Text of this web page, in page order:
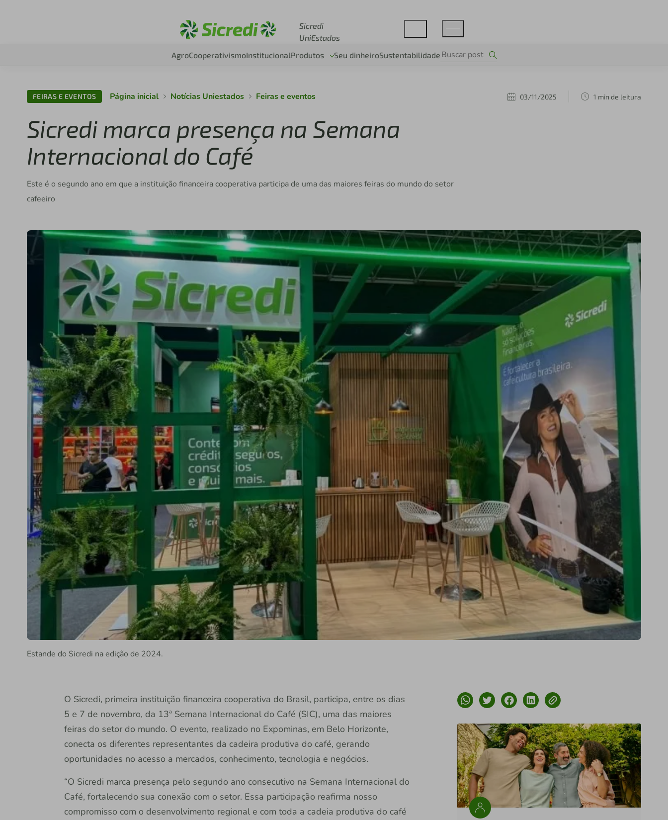
Sicredi
UniEstados
AgroCooperativismoInstitucionalProdutos Seu dinheiroSustentabilidade
FEIRAS E EVENTOS Página inicial Notícias Uniestados Feiras e eventos 03/11/2025 1 min de leitura
Sicredi marca presença na Semana
Internacional do Café
Este é o segundo ano em que a instituição financeira cooperativa participa de uma das maiores feiras do mundo do setor
cafeeiro
Estande do Sicredi na edição de 2024.
O Sicredi, primeira instituição financeira cooperativa do Brasil, participa, entre os dias
5 e 7 de novembro, da 13ª Semana Internacional do Café (SIC), uma das maiores
feiras do setor do mundo. O evento, realizado no Expominas, em Belo Horizonte,
conecta os diferentes representantes da cadeira produtiva do café, gerando
oportunidades no acesso a mercados, conhecimento, tecnologia e negócios.
“O Sicredi marca presença pelo segundo ano consecutivo na Semana Internacional do
Café, fortalecendo sua conexão com o setor. Essa participação reafirma nosso
compromisso com o desenvolvimento regional e com toda a cadeia produtiva do café